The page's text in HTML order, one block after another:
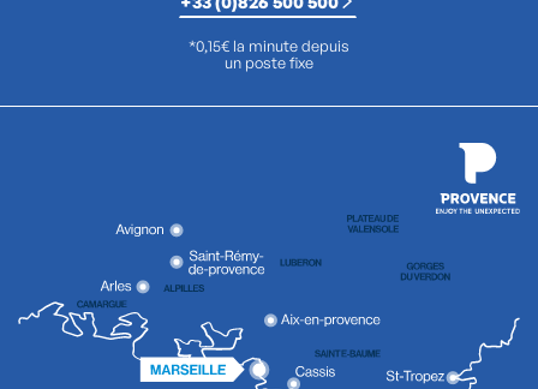
*0,15€ la minute depuis
un poste fixe